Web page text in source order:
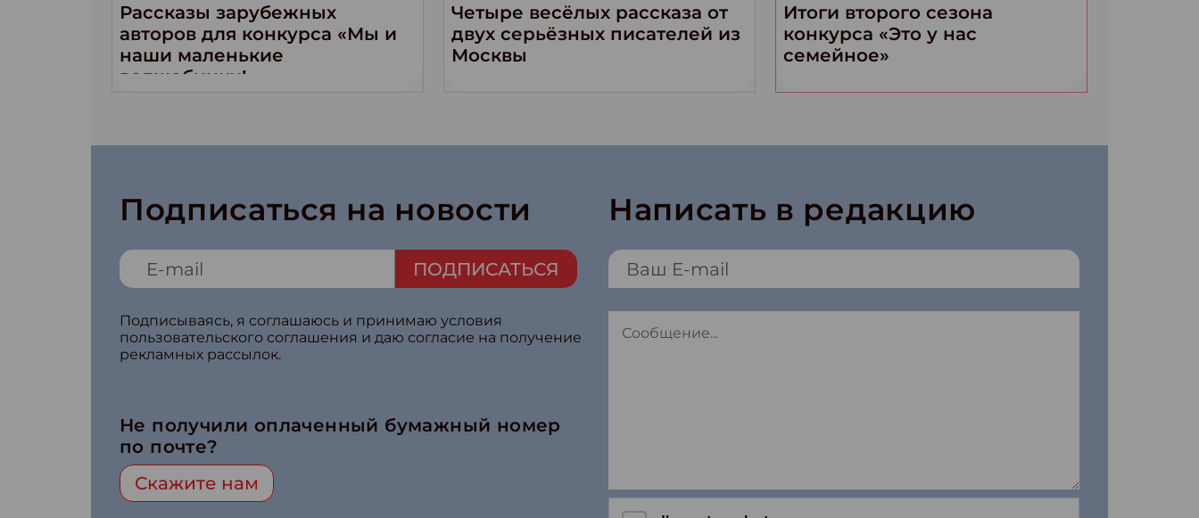
Рассказы зарубежных
авторов для конкурса «Мы и
наши маленькие
волшебники!»
Четыре весёлых рассказа от
двух серьёзных писателей из
Москвы
Итоги второго сезона
конкурса «Это у нас
семейное»
Подписаться на новости
ПОДПИСАТЬСЯ
Подписываясь, я соглашаюсь и принимаю условия
пользовательского соглашения и даю согласие на получение
рекламных рассылок.
Не получили оплаченный бумажный номер
по почте?
Скажите нам
Написать в редакцию